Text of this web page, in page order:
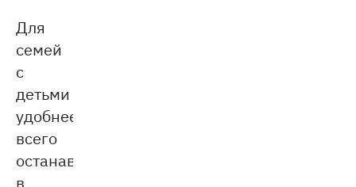
Для
семей
с
детьми
удобнее
всего
останавливаться
в